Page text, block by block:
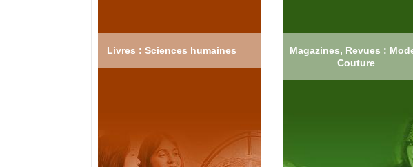
Livres : Sciences humaines
Magazines, Revues :
Couture